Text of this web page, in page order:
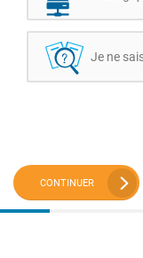
Je ne
CONTINUER